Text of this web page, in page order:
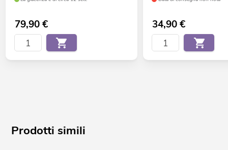
79,90€ 34,90€
Prodotti simili